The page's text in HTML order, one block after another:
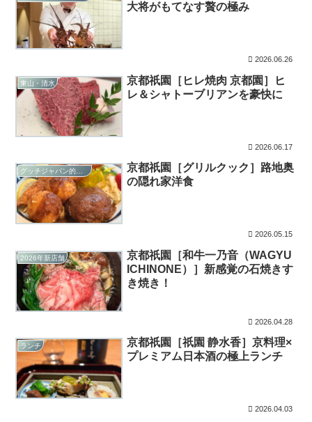
大将がもてなす贅の極み
2026.06.26
東山・清水
京都祇園［ヒレ焼肉 京都園］ヒ
レ＆シャトーブリアンを豪快に
2026.06.17
京都祇園［グリルクック］路地奥
の隠れ家洋食
2026.05.15
2026年新店舗
京都祇園［和牛一乃音（WAGYU
ICHINONE）］新感覚の石焼きす
き焼き！
2026.04.28
ランチ
京都祇園［祇園 静水香］京料理×
プレミアム日本酒の極上ランチ
2026.04.03